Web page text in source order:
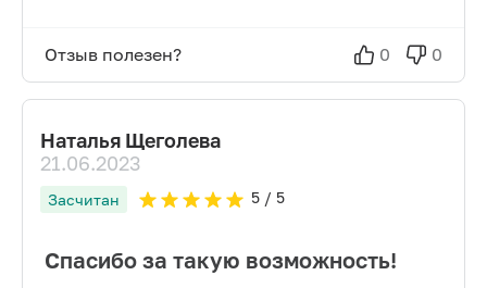
Отзыв полезен? 0 0
Наталья Щеголева
21.06.2023
Засчитан 5/ 5
Спасибо за такую возможность!